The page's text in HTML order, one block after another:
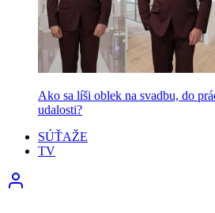
Ako sa líši oblek na svadbu, do
udalosti?
SÚŤAŽE
TV